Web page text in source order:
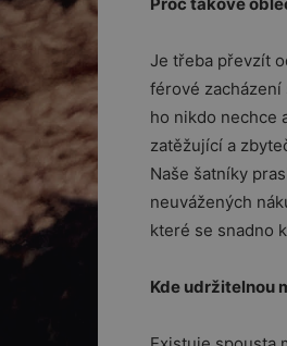
Je třeba převzít
férové
ho nikdo nechce
zatěžující a
Naše šatníky
neuvážených
které se snadno
Kde udržitelnou